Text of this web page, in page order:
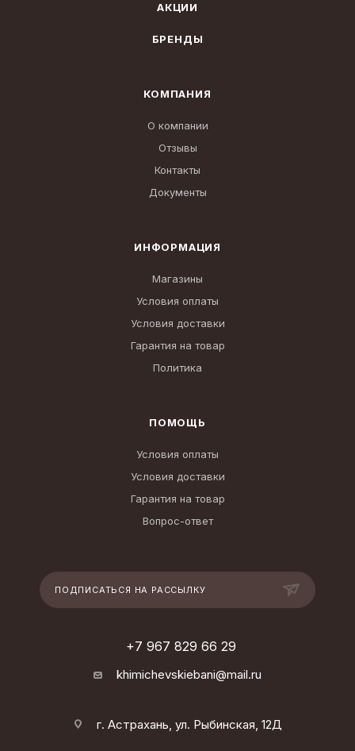
АКЦИИ
БРЕНДЫ
КОМПАНИЯ
О компании
Отзывы
Контакты
Документы
ИНФОРМАЦИЯ
Магазины
Условия оплаты
Условия доставки
Гарантия на товар
Политика
ПОМОЩЬ
Условия оплаты
Условия доставки
Гарантия на товар
Вопрос-ответ
ПОДПИСАТЬСЯ НА РАССЫЛКУ
+7 967 829 66 29
khimichevskiebani@mail.ru
г. Астрахань, ул. Рыбинская, 12Д